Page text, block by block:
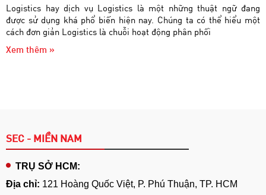
Logistics hay dịch vụ Logistics là một những thuật ngữ đang
được sử dụng khá phổ biến hiện nay. Chúng ta có thể hiểu một
cách đơn giản Logistics là chuỗi hoạt động phân phối
Xem thêm »
SEC - MIỀN NAM
TRỤ SỞ HCM:
Địa chỉ: 121 Hoàng Quốc Việt, P. Phú Thuận, TP. HCM